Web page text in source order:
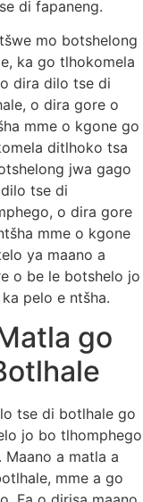
di fapaneng.
mo botshelong
ka go tlhokomela
dira dilo tse di
o dira gore o
mme o kgone go
ditlhoko tsa
jwa gago
tse di
o dira gore
mme o kgone
ya maano a
o be le botshelo jo
pelo e ntšha.
go
tse di botlhale go
jo bo tlhomphego
a matla a
mme a go